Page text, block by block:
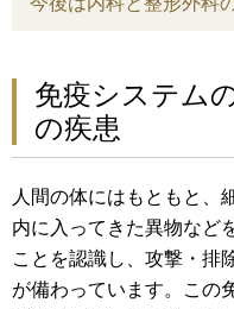
免疫システム
の疾患
人間の体にはもともと、
内に入ってきた異物など
ことを認識し、攻撃・排
が備わっています。この